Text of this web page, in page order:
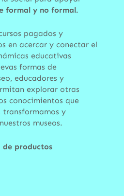
formal y no formal.
pagados y
en acercar y conectar el
educativas
formas de
educadores y
explorar otras
conocimientos que
transformamos y
museos.
de productos